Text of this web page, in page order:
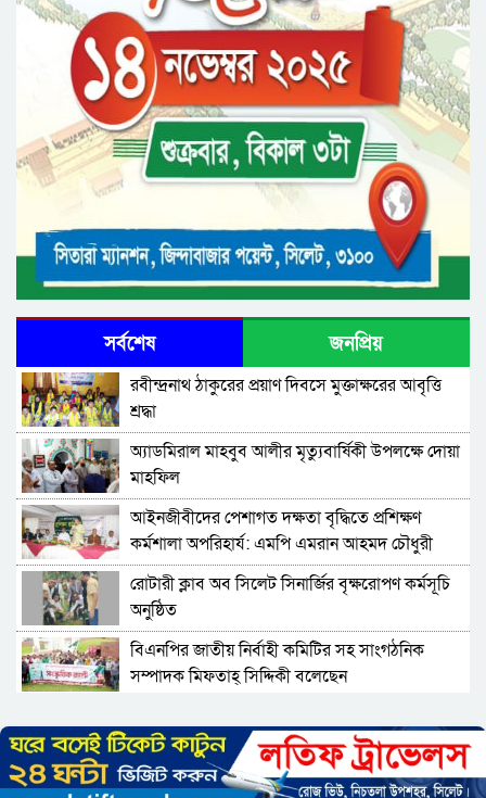
সর্বশেষ জনপ্রিয়
রবীন্দ্রনাথ ঠাকুরের প্রয়াণ দিবসে মুক্তাক্ষরের আবৃত্তি
শ্রদ্ধা
অ্যাডমিরাল মাহবুব আলীর মৃত্যুবার্ষিকী উপলক্ষে দোয়া
মাহফিল
‎আইনজীবীদের পেশাগত দক্ষতা বৃদ্ধিতে প্রশিক্ষণ
কর্মশালা অপরিহার্য: এমপি এমরান আহমদ চৌধুরী
রোটারী ক্লাব অব সিলেট সিনার্জির বৃক্ষরোপণ কর্মসূচি
অনুষ্ঠিত
বিএনপির জাতীয় নির্বাহী কমিটির সহ সাংগঠনিক
সম্পাদক মিফতাহ্ সিদ্দিকী বলেছেন
সেক্রেটারী অধ্যক্ষ নজরুল ইসলাম বলেছেন
সিলেটে গ্যাস সংকট নিয়ে যা বলল জালালাবাদ